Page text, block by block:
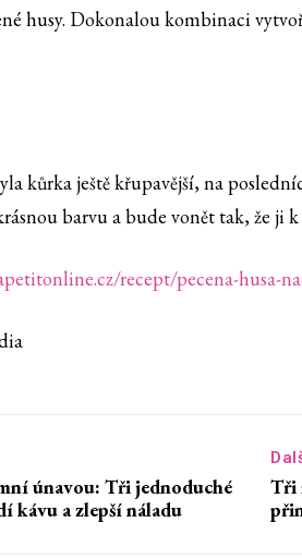
husy. Dokonalou kombinaci
kůrka ještě křupavější, na
barvu a bude vonět tak, že ji
recept/pecena-husa-
únavou: Tři jednoduché
kávu a zlepší náladu
Tři